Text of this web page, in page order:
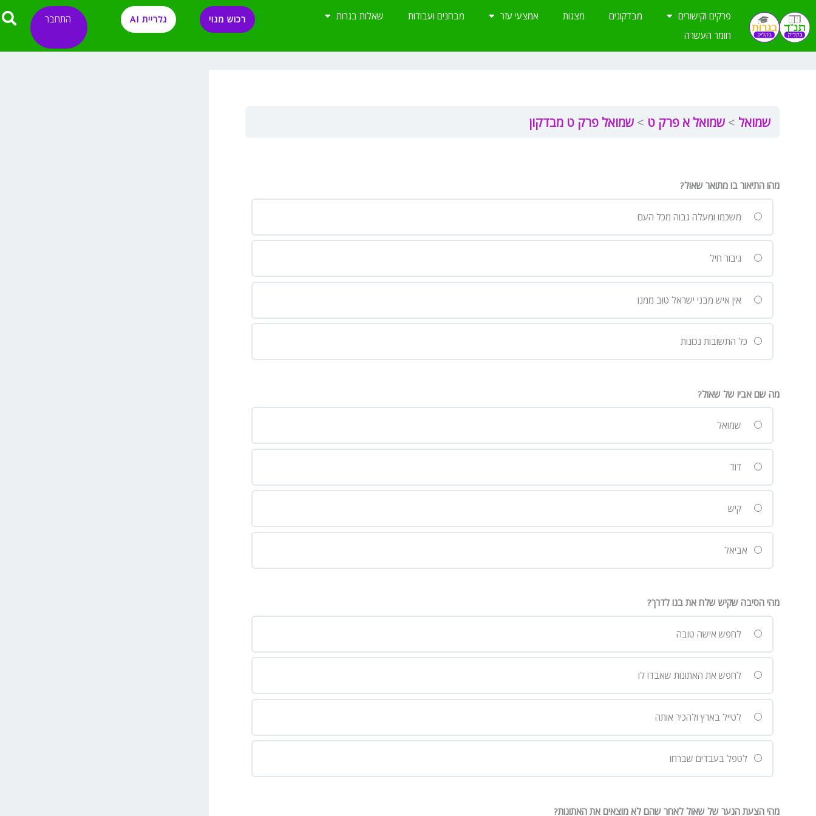
לתוכן
פרקים וקישורים מבדקונים מצגות אמצעי עזר מבחנים ועבודות
שאלות בגרות
חומר העשרה
רכוש מנוי גלריית AI התחבר
שמואל שמואל א פרק ט שמואל פרק ט מבדקון
מהו התיאור בו מתואר שאול?
משכמו ומעלה גבוה מכל העם
גיבור חיל
אין איש מבני ישראל טוב ממנו
כל התשובות נכונות
מה שם אביו של שאול?
שמואל
דוד
קיש
אביאל
מהי הסיבה שקיש שלח את בנו לדרך?
לחפש אישה טובה
לחפש את האתונות שאבדו לו
לטייל בארץ ולהכיר אותה
לטפל בעבדים שברחו
מהי הצעת הנער של שאול לאחר שהם לא מוצאים את האתונות?